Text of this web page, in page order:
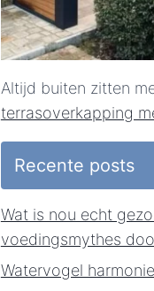
Altijd buiten zitten
terrasoverkapping
Recente posts
Wat is nou echt
voedingsmythes
Watervogel harmonie